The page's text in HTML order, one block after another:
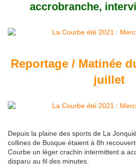
accrobranche,
Reportage / Matinée
juillet
Depuis la plaine des sports de La
collines de Busque étaient à 8h
Courbe un léger crachin intermittent a
disparu au fil des minutes.